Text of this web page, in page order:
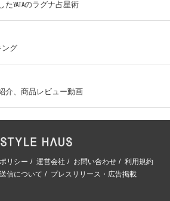
YATAのラグナ占星術
ング
介、商品レビュー動画
リシー 運営会社 お問い合わせ
利用規約
信について
プレスリリース・広告掲載